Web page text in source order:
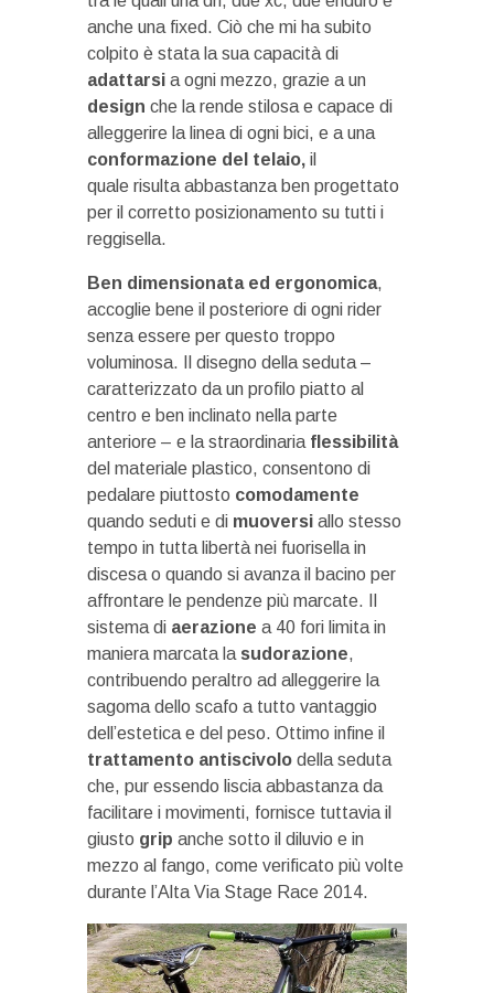
anche una fixed. Ciò che mi ha subito
colpito è stata la sua capacità di
adattarsi a ogni mezzo, grazie a un
design che la rende stilosa e capace di
alleggerire la linea di ogni bici, e a una
conformazione del telaio, il
quale risulta abbastanza ben progettato
per il corretto posizionamento su tutti i
reggisella.
Ben dimensionata ed ergonomica,
accoglie bene il posteriore di ogni rider
senza essere per questo troppo
voluminosa. Il disegno della seduta –
caratterizzato da un profilo piatto al
centro e ben inclinato nella parte
anteriore – e la straordinaria flessibilità
del materiale plastico, consentono di
pedalare piuttosto comodamente
quando seduti e di muoversi allo stesso
tempo in tutta libertà nei fuorisella in
discesa o quando si avanza il bacino per
affrontare le pendenze più marcate. Il
sistema di aerazione a 40 fori limita in
maniera marcata la sudorazione,
contribuendo peraltro ad alleggerire la
sagoma dello scafo a tutto vantaggio
dell’estetica e del peso. Ottimo infine il
trattamento antiscivolo della seduta
che, pur essendo liscia abbastanza da
facilitare i movimenti, fornisce tuttavia il
giusto grip anche sotto il diluvio e in
mezzo al fango, come verificato più volte
durante l’Alta Via Stage Race 2014.